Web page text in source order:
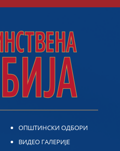
ОПШТИНСКИ ОДБОРИ
ВИДЕО ГАЛЕРИЈЕ